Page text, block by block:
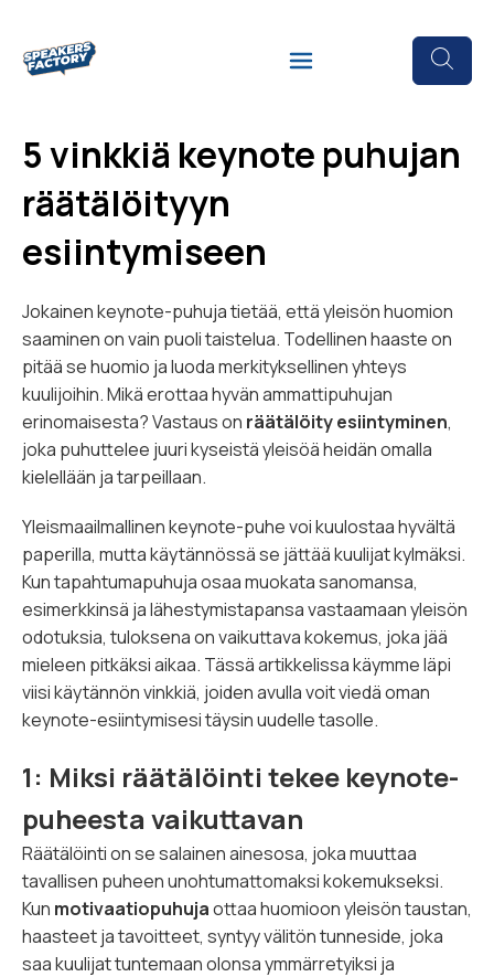
5 vinkkiä keynote puhujan
räätälöityyn
esiintymiseen
Jokainen keynote-puhuja tietää, että yleisön huomion
saaminen on vain puoli taistelua. Todellinen haaste on
pitää se huomio ja luoda merkityksellinen yhteys
kuulijoihin. Mikä erottaa hyvän ammattipuhujan
erinomaisesta? Vastaus on räätälöity esiintyminen,
joka puhuttelee juuri kyseistä yleisöä heidän omalla
kielellään ja tarpeillaan.
Yleismaailmallinen keynote-puhe voi kuulostaa hyvältä
paperilla, mutta käytännössä se jättää kuulijat kylmäksi.
Kun tapahtumapuhuja osaa muokata sanomansa,
esimerkkinsä ja lähestymistapansa vastaamaan yleisön
odotuksia, tuloksena on vaikuttava kokemus, joka jää
mieleen pitkäksi aikaa. Tässä artikkelissa käymme läpi
viisi käytännön vinkkiä, joiden avulla voit viedä oman
keynote-esiintymisesi täysin uudelle tasolle.
1: Miksi räätälöinti tekee keynote-
puheesta vaikuttavan
Räätälöinti on se salainen ainesosa, joka muuttaa
tavallisen puheen unohtumattomaksi kokemukseksi.
Kun motivaatiopuhujaottaa huomioon yleisön taustan,
haasteet ja tavoitteet, syntyy välitön tunneside, joka
saa kuulijat tuntemaan olonsa ymmärretyiksi ja